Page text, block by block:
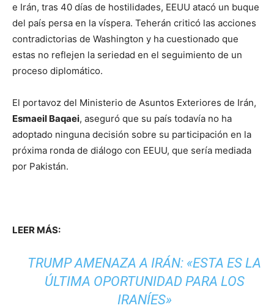
e Irán, tras 40 días de hostilidades, EEUU atacó un buque
del país persa en la víspera. Teherán criticó las acciones
contradictorias de Washington y ha cuestionado que
estas no reflejen la seriedad en el seguimiento de un
proceso diplomático.
El portavoz del Ministerio de Asuntos Exteriores de Irán,
Esmaeil Baqaei, aseguró que su país todavía no ha
adoptado ninguna decisión sobre su participación en la
próxima ronda de diálogo con EEUU, que sería mediada
por Pakistán.
LEER MÁS:
TRUMP AMENAZA A IRÁN: «ESTA ES LA
ÚLTIMA OPORTUNIDAD PARA LOS
IRANÍES»